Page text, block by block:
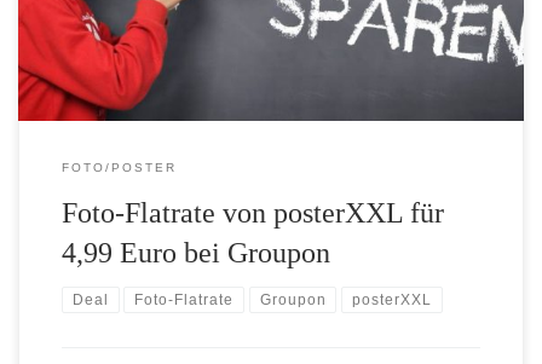
noch heute, am 27.07.2011 gültig. * Um die Inhalte […]
FOTO/POSTER
Foto-Flatrate von posterXXL für
4,99 Euro bei Groupon
Deal Foto-Flatrate Groupon posterXXL